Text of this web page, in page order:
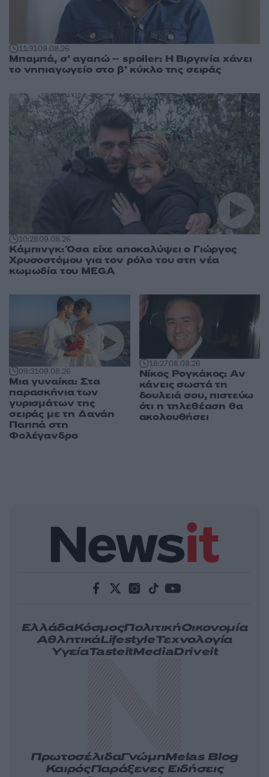
11:3109.08.26
Μπαμπά, σ’ αγαπώ – spoiler: Η Βιργινία χάνει
το νηπιαγωγείο στο β’ κύκλο της σειράς
10:2809.08.26
Κάμπινγκ: Όσα είχε αποκαλύψει ο Γιώργος
Χρυσοστόμου για τον ρόλο του στη νέα
κωμωδία του MEGA
09:3109.08.26
Μια γυναίκα: Στα
παρασκήνια των
γυρισμάτων της
σειράς με τη Δανάη
Παππά στη
Φολέγανδρο
18:2708.08.26
Νίκος Ρογκάκος: Αν
κάνεις σωστά τη
δουλειά σου, πιστεύω
ότι η τηλεθέαση θα
ακολουθήσει
ΕλλάδαΚόσμοςΠολιτικήΟικονομία
ΑθλητικάLifestyleΤεχνολογία
ΥγείαTasteitMediaDriveit
ΠρωτοσέλιδαΓνώμηMelas Blog
ΚαιρόςΠαράξενες Ειδήσεις